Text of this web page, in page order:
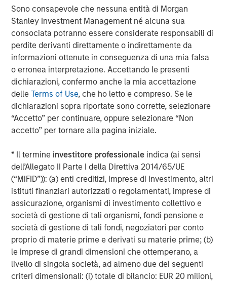
Sono consapevole che nessuna entità di Morgan
Stanley Investment Management né alcuna sua
consociata potranno essere considerate responsabili di
perdite derivanti direttamente o indirettamente da
informazioni ottenute in conseguenza di una mia falsa
o erronea interpretazione. Accettando le presenti
dichiarazioni, confermo anche la mia accettazione
delleTerms of Use, che ho letto e compreso. Se le
dichiarazioni sopra riportate sono corrette, selezionare
“Accetto” per continuare, oppure selezionare “Non
accetto” per tornare alla pagina iniziale.
* Il termine investitore professionale indica (ai sensi
dell’Allegato II Parte I della Direttiva 2014/65/UE
(“MiFID”)): (a) enti creditizi, imprese di investimento, altri
istituti finanziari autorizzati o regolamentati, imprese di
assicurazione, organismi di investimento collettivo e
società di gestione di tali organismi, fondi pensione e
società di gestione di tali fondi, negoziatori per conto
proprio di materie prime e derivati su materie prime; (b)
le imprese di grandi dimensioni che ottemperano, a
livello di singola società, ad almeno due dei seguenti
criteri dimensionali: (i) totale di bilancio: EUR 20 milioni,
acquisition, Packaging Products Corporation (PPC)—is
focused on exceptional speed to market and excels in
delivering service, quality, and technology to its valued
customer base. Together, Fisher and PPC form the entity
PPC Flexible Packaging. The company is privately owned
by management and Morgan Stanley Capital Partners.
About Morgan Stanley Capital Partners
Morgan Stanley Capital Partners, part of Morgan Stanley
private equity platform that has invested capital in a
broad spectrum of industries for over two decades.
Morgan Stanley Capital Partners focuses on privately
negotiated equity and equity-related investments
primarily in North America, as well as Europe and other
regions and seeks to create value in portfolio companies
primarily through operational improvement. For further
information about Morgan Stanley Capital Partners,
please visit www.morganstanley.com/im/capitalpartners
Morgan Stanley Capital Partners